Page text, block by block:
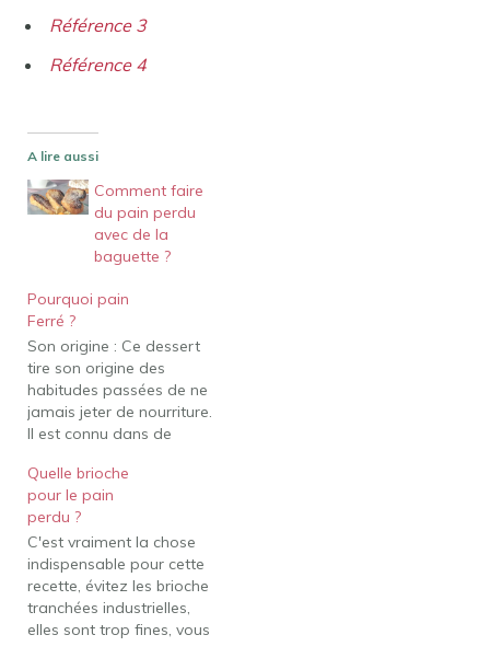
Référence 3
Référence 4
A lire aussi
Comment faire
du pain perdu
avec de la
baguette ?
Pourquoi pain
Ferré ?
Son origine : Ce dessert
tire son origine des
habitudes passées de ne
jamais jeter de nourriture.
Il est connu dans de
monde et plus
précisément sous
l'appellation de « pain
crotté » ou « pain ferré »
dans le Nord de la
France. Mais encore,
Qu'est-ce…
Quelle brioche
pour le pain
perdu ?
C'est vraiment la chose
indispensable pour cette
recette, évitez les brioche
tranchées industrielles,
elles sont trop fines, vous